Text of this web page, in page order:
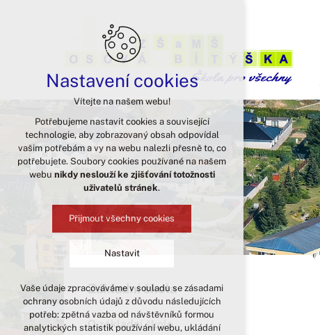
Základní škola
O základní škole
Nastavení cookies
Vítejte na našem webu!
Potřebujeme nastavit cookies a související
technologie, aby zobrazovaný obsah odpovídal
vašim potřebám a vy na webu nalezli přesně to, co
potřebujete. Soubory cookies používané na našem
webu nikdy neslouží ke zjišťování totožnosti
uživatelů stránek.
Přijmout všechny cookies
Nastavit
Technická cookies
nutná pro provozování webu
udržení kontextu stránek (session):
Vaše údaje zpracováváme v souladu se zásadami
ochrany osobních údajů z důvodu následujících
potřeb: zpětná vazba od návštěvníků formou
analytických statistik používání webu, ukládání